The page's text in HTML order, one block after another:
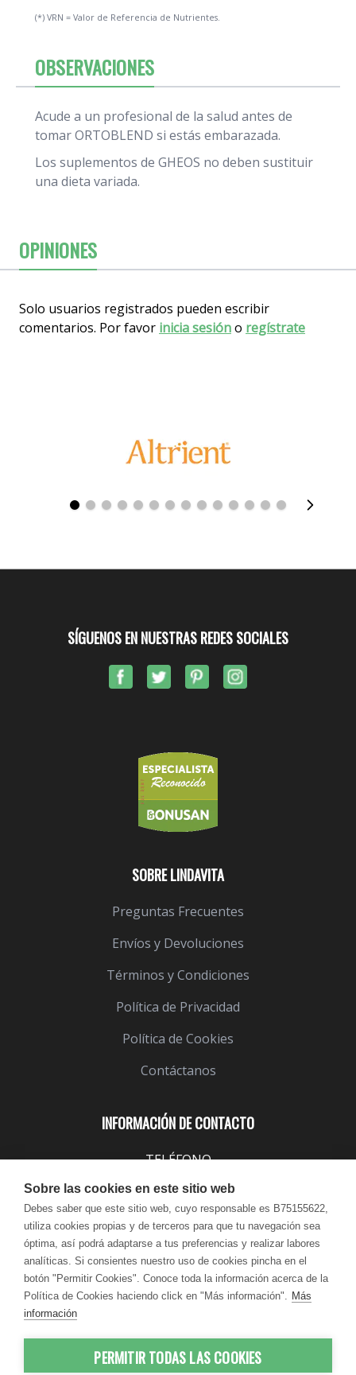
(*) VRN = Valor de Referencia de Nutrientes.
OBSERVACIONES
Acude a un profesional de la salud antes de
tomar ORTOBLEND si estás embarazada.
Los suplementos de GHEOS no deben sustituir
una dieta variada.
OPINIONES
Solo usuarios registrados pueden escribir
comentarios. Por favor inicia sesióno regístrate
INFORMACIÓN DE CONTACTO
TELÉFONO
EMAIL
info@lindavita.com
HORARIO
Lun - Jue / 9:00 - 18:30
Vie / 9:00 - 17:30
SOBRE LINDAVITA
Preguntas Frecuentes
Envíos y Devoluciones
Términos y Condiciones
Política de Privacidad
Política de Cookies
Contáctanos
SÍGUENOS EN NUESTRAS REDES SOCIALES
Sobre las cookies en este sitio web
Debes saber que este sitio web, cuyo responsable es B75155622,
utiliza cookies propias y de terceros para que tu navegación sea
óptima, así podrá adaptarse a tus preferencias y realizar labores
analíticas. Si consientes nuestro uso de cookies pincha en el
botón "Permitir Cookies". Conoce toda la información acerca de la
Política de Cookies haciendo click en "Más información". Más
información
PERMITIR TODAS LAS COOKIES